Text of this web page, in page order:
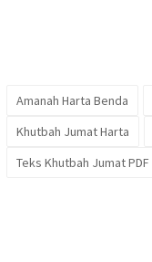
Amanah Harta Benda
Khutbah Jumat Harta
Teks Khutbah Jumat PDF